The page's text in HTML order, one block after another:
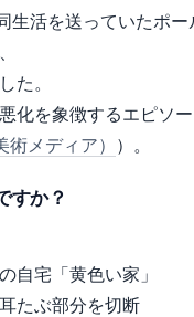
生活を送っていたポー
た。
化を象徴するエピソ
メディア） ）。
すか？
自宅「黄色い家」
たぶ部分を切断